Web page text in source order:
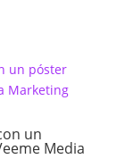
un
Media